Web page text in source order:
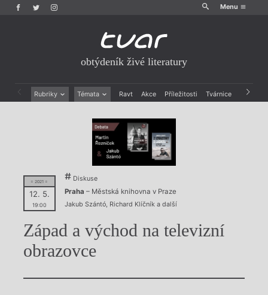
Menu
obtýdeník živé literatury
Rubriky Témata Ravt Akce Příležitosti Tvárnice Archiv
Drobná publicistika
Rozhovory
Dokument
Výroční ceny
= 2021 =
12. 5.
19:00
Diskuse
Praha – Městská knihovna v Praze
Jakub Szántó, Richard Klíčníka další
Západ a východ na televizní
obrazovce